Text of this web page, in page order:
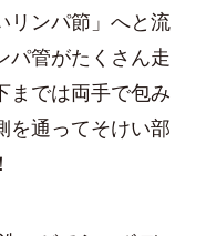
リンパ節」へと流
パ管がたくさん走
までは両手で包み
を通ってそけい部